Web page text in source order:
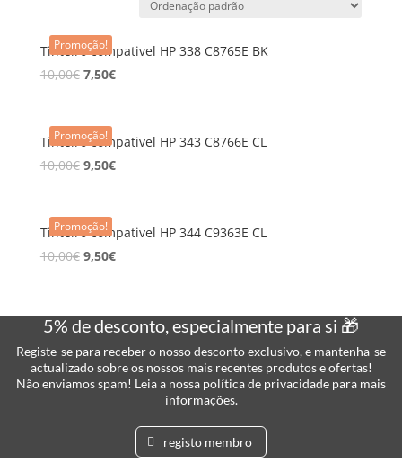
Promoção!
Tinteiro compativel HP 338 C8765E BK
10,00€ 7,50€
Promoção!
Tinteiro compativel HP 343 C8766E CL
10,00€ 9,50€
Promoção!
Tinteiro compativel HP 344 C9363E CL
10,00€ 9,50€
5% de desconto, especialmente para si 🎁
Registe-se para receber o nosso desconto exclusivo, e mantenha-se
actualizado sobre os nossos mais recentes produtos e ofertas!
Não enviamos spam! Leia a nossa política de privacidade para mais
informações.
registo membro